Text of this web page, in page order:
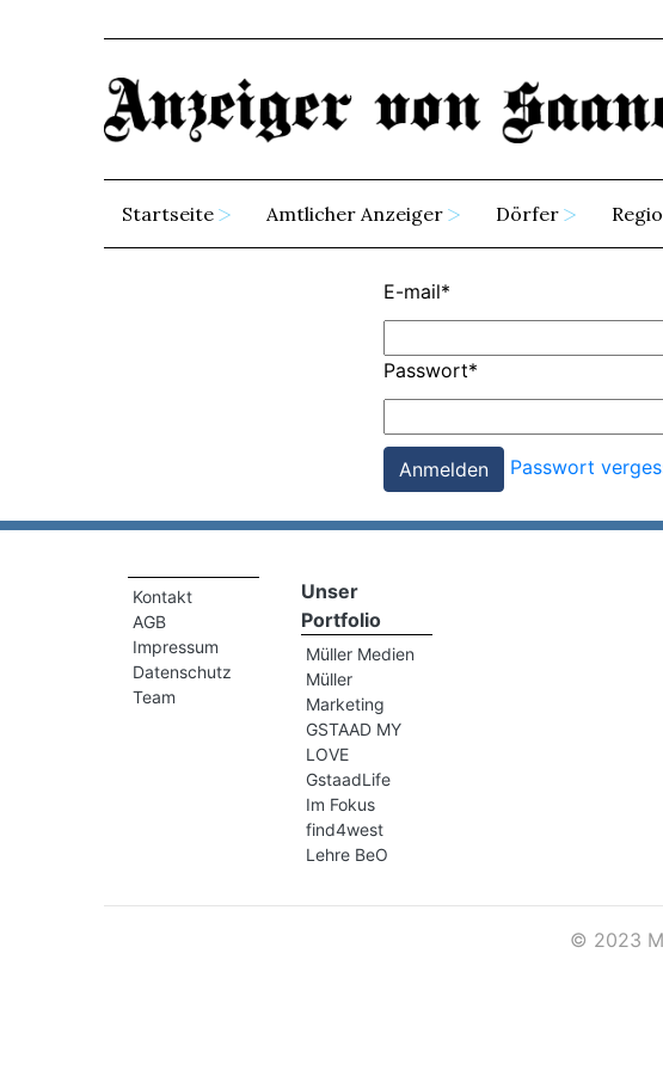
Startseite Amtlicher Anzeiger Dörfer
E-mail*
Passwort*
Passwort
Kontakt
AGB
Impressum
Datenschutz
Team
Unser
Portfolio
Müller Medien
Müller
Marketing
GSTAAD MY
LOVE
GstaadLife
Im Fokus
find4west
Lehre BeO
© 2023